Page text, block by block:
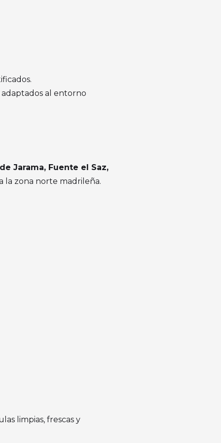
al entorno
Jarama, Fuente el Saz,
la zona norte madrileña.
limpias, frescas y